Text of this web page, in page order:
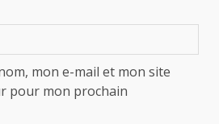
mon e-mail et mon site
pour mon prochain